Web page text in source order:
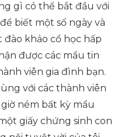
gì có thể bắt đầu với
biết một số ngày và
khảo cổ học hấp
được các mẩu tin
viên gia đình bạn.
với các thành viên
ném bất kỳ mẩu
giấy chứng sinh con